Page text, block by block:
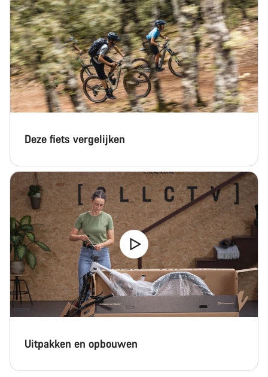
Deze fiets vergelijken
Uitpakken en opbouwen